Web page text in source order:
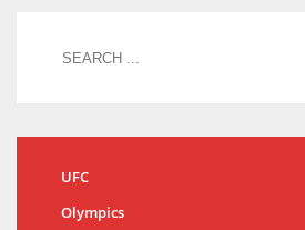
UFC
Olympics